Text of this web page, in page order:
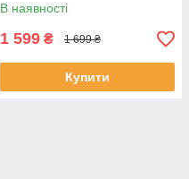
В наявності
1 599 ₴ 1 699 ₴
Купити